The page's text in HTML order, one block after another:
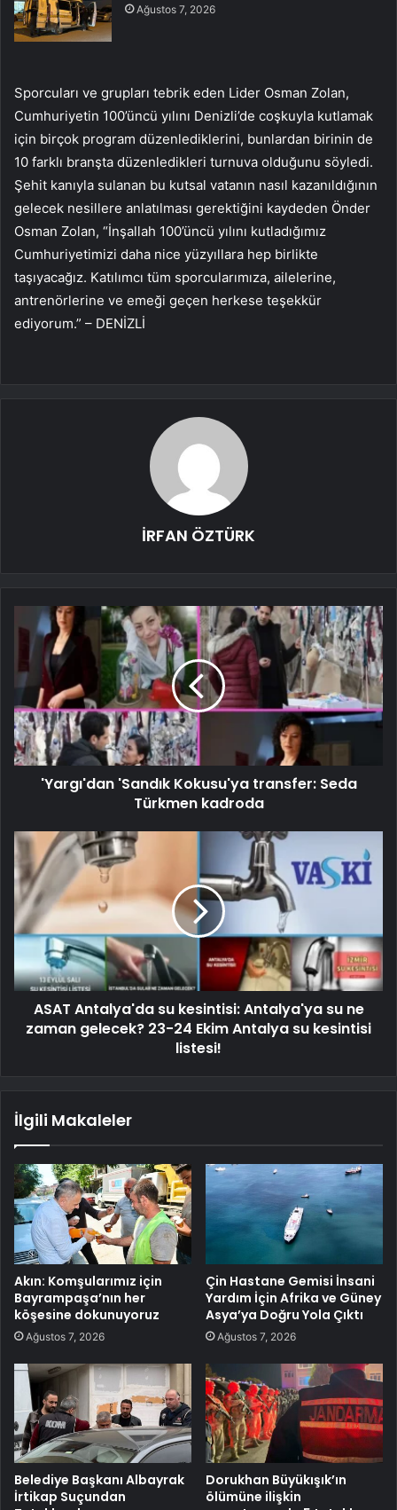
Ağustos 7, 2026
Sporcuları ve grupları tebrik eden Lider Osman Zolan,
Cumhuriyetin 100’üncü yılını Denizli’de coşkuyla kutlamak
için birçok program düzenlediklerini, bunlardan birinin de
10 farklı branşta düzenledikleri turnuva olduğunu söyledi.
Şehit kanıyla sulanan bu kutsal vatanın nasıl kazanıldığının
gelecek nesillere anlatılması gerektiğini kaydeden Önder
Osman Zolan, “İnşallah 100’üncü yılını kutladığımız
Cumhuriyetimizi daha nice yüzyıllara hep birlikte
taşıyacağız. Katılımcı tüm sporcularımıza, ailelerine,
antrenörlerine ve emeği geçen herkese teşekkür
ediyorum.” – DENİZLİ
İRFAN ÖZTÜRK
'Yargı'dan 'Sandık Kokusu'ya transfer: Seda
Türkmen kadroda
ASAT Antalya'da su kesintisi: Antalya'ya su ne
zaman gelecek? 23-24 Ekim Antalya su kesintisi
listesi!
İlgili Makaleler
Akın: Komşularımız için
Bayrampaşa’nın her
köşesine dokunuyoruz
Ağustos 7, 2026
Çin Hastane Gemisi İnsani
Yardım İçin Afrika ve Güney
Asya’ya Doğru Yola Çıktı
Ağustos 7, 2026
Belediye Başkanı Albayrak
İrtikap Suçundan
Dorukhan Büyükışık’ın
ölümüne ilişkin